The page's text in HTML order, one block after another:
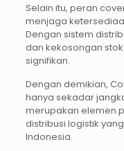
Selain itu, peran
menjaga
Dengan sistem
dan kekosongan
signifikan.
Dengan demikian,
hanya sekadar
merupakan elemen
distribusi logistik
Indonesia.